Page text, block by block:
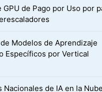
GPU de Pago por Uso por
Modelos de Aprendizaje
Específicos por Vertical
Nacionales de IA en la